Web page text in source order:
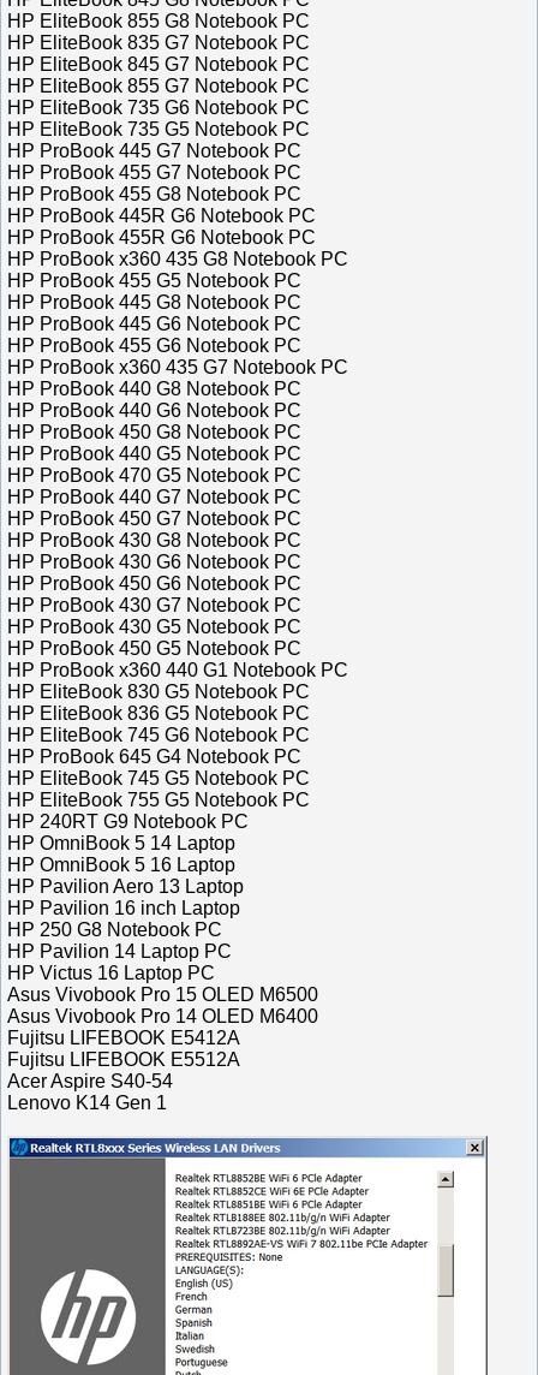
HP EliteBook 855 G8 Notebook PC
HP EliteBook 835 G7 Notebook PC
HP EliteBook 845 G7 Notebook PC
HP EliteBook 855 G7 Notebook PC
HP EliteBook 735 G6 Notebook PC
HP EliteBook 735 G5 Notebook PC
HP ProBook 445 G7 Notebook PC
HP ProBook 455 G7 Notebook PC
HP ProBook 455 G8 Notebook PC
HP ProBook 445R G6 Notebook PC
HP ProBook 455R G6 Notebook PC
HP ProBook x360 435 G8 Notebook PC
HP ProBook 455 G5 Notebook PC
HP ProBook 445 G8 Notebook PC
HP ProBook 445 G6 Notebook PC
HP ProBook 455 G6 Notebook PC
HP ProBook x360 435 G7 Notebook PC
HP ProBook 440 G8 Notebook PC
HP ProBook 440 G6 Notebook PC
HP ProBook 450 G8 Notebook PC
HP ProBook 440 G5 Notebook PC
HP ProBook 470 G5 Notebook PC
HP ProBook 440 G7 Notebook PC
HP ProBook 450 G7 Notebook PC
HP ProBook 430 G8 Notebook PC
HP ProBook 430 G6 Notebook PC
HP ProBook 450 G6 Notebook PC
HP ProBook 430 G7 Notebook PC
HP ProBook 430 G5 Notebook PC
HP ProBook 450 G5 Notebook PC
HP ProBook x360 440 G1 Notebook PC
HP EliteBook 830 G5 Notebook PC
HP EliteBook 836 G5 Notebook PC
HP EliteBook 745 G6 Notebook PC
HP ProBook 645 G4 Notebook PC
HP EliteBook 745 G5 Notebook PC
HP EliteBook 755 G5 Notebook PC
HP 240RT G9 Notebook PC
HP OmniBook 5 14 Laptop
HP OmniBook 5 16 Laptop
HP Pavilion Aero 13 Laptop
HP Pavilion 16 inch Laptop
HP 250 G8 Notebook PC
HP Pavilion 14 Laptop PC
HP Victus 16 Laptop PC
Asus Vivobook Pro 15 OLED M6500
Asus Vivobook Pro 14 OLED M6400
Fujitsu LIFEBOOK E5412A
Fujitsu LIFEBOOK E5512A
Acer Aspire S40-54
Lenovo K14 Gen 1